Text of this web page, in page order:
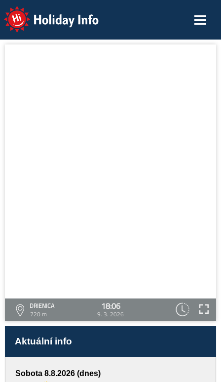
Holiday Info
DRIENICA
720 m
18:06
9. 3. 2026
Aktuální info
Sobota 8.8.2026 (dnes)